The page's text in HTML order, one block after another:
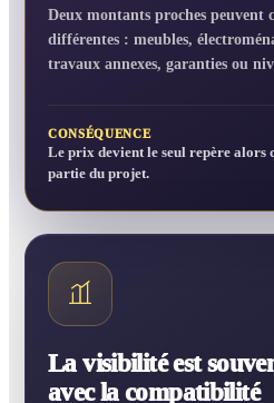
Deux montants proches peuvent
différentes : meubles,
travaux annexes, garanties ou
CONSÉQUENCE
Le prix devient le seul repère alors
partie du projet.
La visibilité est
avec la compatibilité